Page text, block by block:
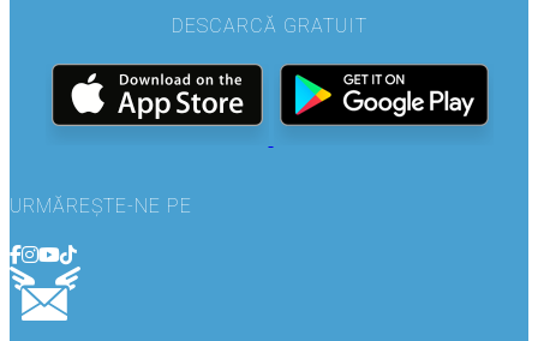
DESCARCĂ GRATUIT
URMĂREȘTE-NE PE